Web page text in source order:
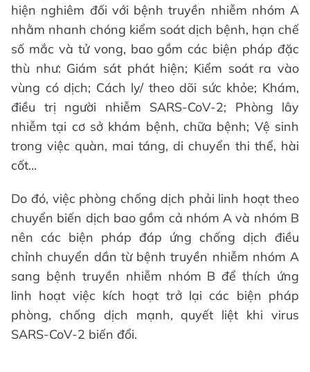
hiện nghiêm đối với bệnh truyền nhiễm nhóm A
nhằm nhanh chóng kiểm soát dịch bệnh, hạn chế
số mắc và tử vong, bao gồm các biện pháp đặc
thù như: Giám sát phát hiện; Kiểm soát ra vào
vùng có dịch; Cách ly/ theo dõi sức khỏe; Khám,
điều trị người nhiễm SARS-CoV-2; Phòng lây
nhiễm tại cơ sở khám bệnh, chữa bệnh; Vệ sinh
trong việc quàn, mai táng, di chuyển thi thể, hài
cốt...
Do đó, việc phòng chống dịch phải linh hoạt theo
chuyển biến dịch bao gồm cả nhóm A và nhóm B
nên các biện pháp đáp ứng chống dịch điều
chỉnh chuyển dần từ bệnh truyền nhiễm nhóm A
sang bệnh truyền nhiễm nhóm B để thích ứng
linh hoạt việc kích hoạt trở lại các biện pháp
phòng, chống dịch mạnh, quyết liệt khi virus
SARS-CoV-2 biến đổi.